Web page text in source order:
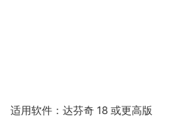
适用软件：达芬奇 18 或更高版